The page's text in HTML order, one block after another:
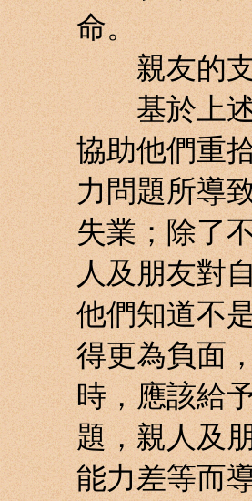
命。
親友的支
基於上述對
協助他們重
力問題所導
失業；除了
人及朋友對
他們知道不
得更為負面
時，應該給
題，親人及
能力差等而